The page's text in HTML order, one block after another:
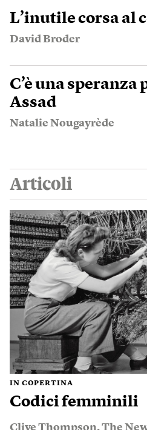
L’inutile corsa al
David Broder
C’è una speranza
Assad
Natalie Nougayrède
Articoli
IN COPERTINA
Codici femminili
Clive Thompson,The